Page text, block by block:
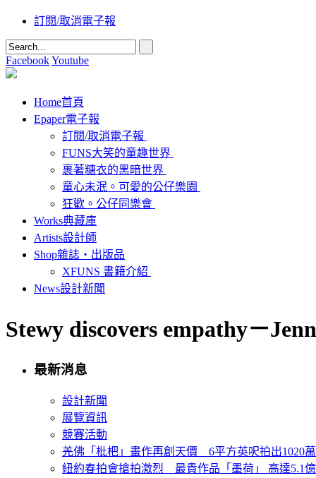
訂閱/取消電子報
FacebookYoutube
Home首頁
Epaper電子報
訂閱/取消電子報
FUNS大笑的童趣世界
裹著糖衣的黑暗世界
童心未泯。可愛的公仔樂園
狂歡。公仔同樂會
Works典藏庫
Artists設計師
Shop雜誌‧出版品
XFUNS 書籍介紹
News設計新聞
Stewy discovers empathy－
最新消息
設計新聞
展覽資訊
競賽活動
羌佛「枇杷」畫作再創天價 6平方英呎拍出1020
紐約春拍會搶拍激烈 最貴作品「墨荷」 高達5.1億